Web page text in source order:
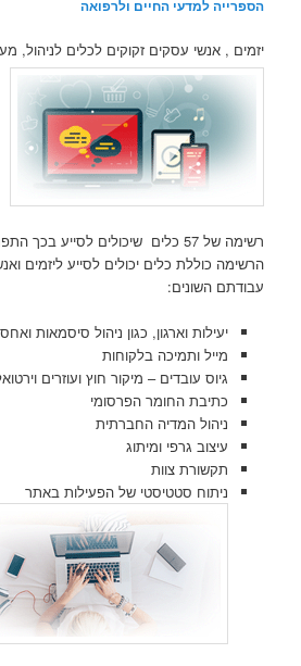
הספרייה למדעי החיים ולרפואה
יזמים , אנשי עסקים זקוקים לכלים לניהול,
הרשימה כוללת כלים יכולים לסייע ליזמים
עבודתם השונים:
יעילות וארגון, כגון ניהול סיסמאות
מייל ותמיכה בלקוחות
גיוס עובדים – מיקור חוץ ועוזרים
כתיבת החומר הפרסומי
ניהול המדיה החברתית
עיצוב גרפי ומיתוג
תקשורת צוות
ניתוח סטטיסטי של הפעילות באתר